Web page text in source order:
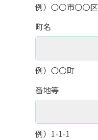
例）〇〇市〇〇区
町名
例）〇〇町
番地等
例）1-1-1